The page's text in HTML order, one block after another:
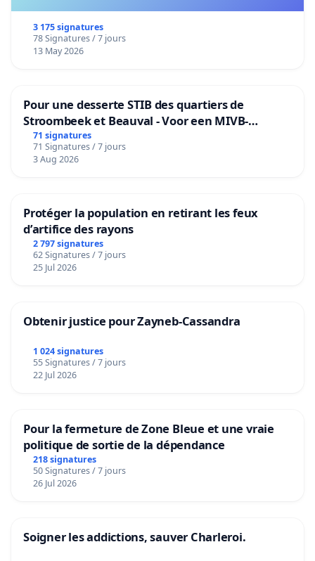
3 175 signatures
78 Signatures / 7 jours
13 May 2026
Pour une desserte STIB des quartiers de
Stroombeek et Beauval - Voor een MIVB-
bediening van de wijken Strombeek en Het
Voor
71 signatures
71 Signatures / 7 jours
3 Aug 2026
Protéger la population en retirant les feux
d’artifice des rayons
2 797 signatures
62 Signatures / 7 jours
25 Jul 2026
Obtenir justice pour Zayneb-Cassandra
1 024 signatures
55 Signatures / 7 jours
22 Jul 2026
Pour la fermeture de Zone Bleue et une vraie
politique de sortie de la dépendance
218 signatures
50 Signatures / 7 jours
26 Jul 2026
Soigner les addictions, sauver Charleroi.